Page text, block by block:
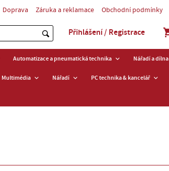
Doprava Záruka a reklamace Obchodní podmínky
Přihlášení / Registrace
Automatizace a pneumatická technika Nářadí a dílna
Multimédia Nářadí PC technika & kancelář